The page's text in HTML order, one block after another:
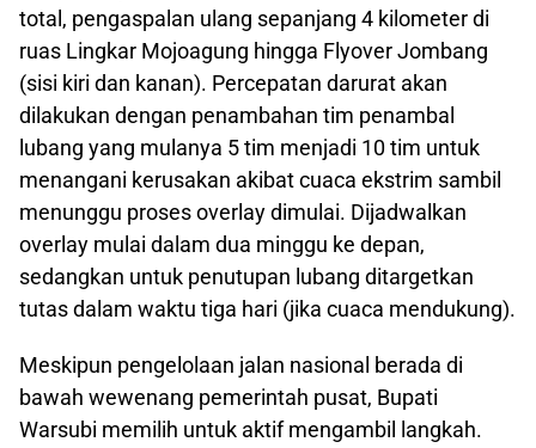
total, pengaspalan ulang sepanjang 4 kilometer di
ruas Lingkar Mojoagung hingga Flyover Jombang
(sisi kiri dan kanan). Percepatan darurat akan
dilakukan dengan penambahan tim penambal
lubang yang mulanya 5 tim menjadi 10 tim untuk
menangani kerusakan akibat cuaca ekstrim sambil
menunggu proses overlay dimulai. Dijadwalkan
overlay mulai dalam dua minggu ke depan,
sedangkan untuk penutupan lubang ditargetkan
tutas dalam waktu tiga hari (jika cuaca mendukung).
Meskipun pengelolaan jalan nasional berada di
bawah wewenang pemerintah pusat, Bupati
Warsubi memilih untuk aktif mengambil langkah.